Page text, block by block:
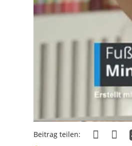
Beitrag teilen: